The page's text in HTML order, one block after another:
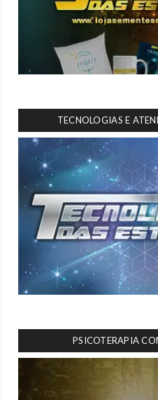
TECNOLOGIAS E
PSICOTERAPIA